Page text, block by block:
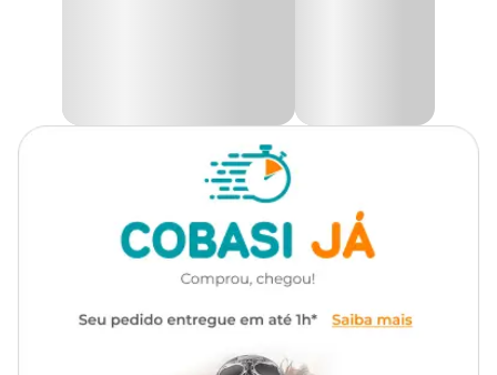
pelo site, app ou em uma de nossas lojas.
Revolva o solo no mínimo 20 cm de profundidade até que fique
solto, sem a presença de torrões. Para melhorar o solo, adicione
balanceado NPK considerando 300g para cada 10m² de canteiro.
litro de vaso. Coloque as sementes conforme instruções da
sem encharcar, para obter melhores resultados.